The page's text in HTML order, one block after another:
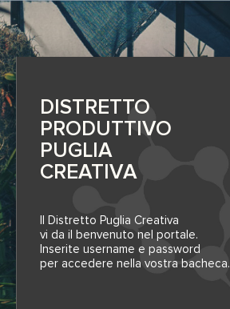
DISTRETTO
PRODUTTIVO
PUGLIA
CREATIVA
Il Distretto Puglia Creativa
vi da il benvenuto nel portale.
Inserite username e password
per accedere nella vostra bacheca.